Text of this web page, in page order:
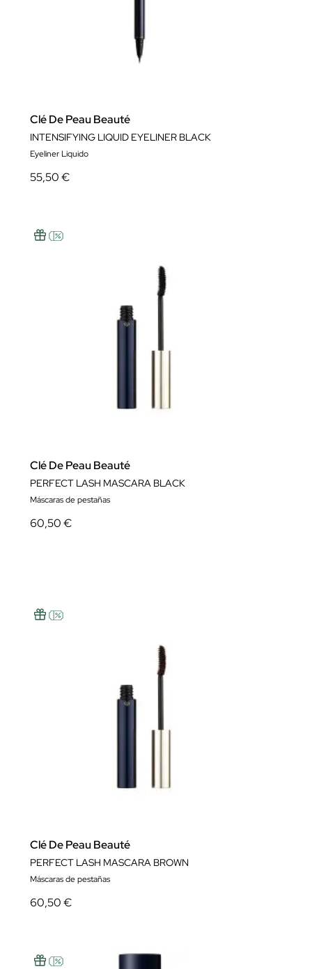
Clé De Peau Beauté
INTENSIFYING LIQUID EYELINER BLACK
Eyeliner Liquido
55,50 €
Clé De Peau Beauté
PERFECT LASH MASCARA BLACK
Máscaras de pestañas
60,50 €
Clé De Peau Beauté
PERFECT LASH MASCARA BROWN
Máscaras de pestañas
60,50 €